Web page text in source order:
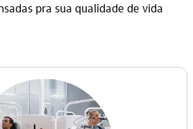
pra sua qualidade de vida